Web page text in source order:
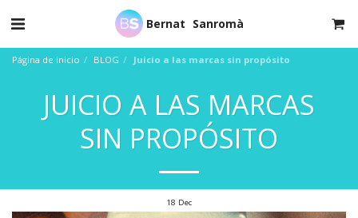
Bernat Sanromà
Página de inicio BLOG Juicio a las marcas sin propósito
JUICIO A LAS MARCAS
SIN PROPÓSITO
18 Dec